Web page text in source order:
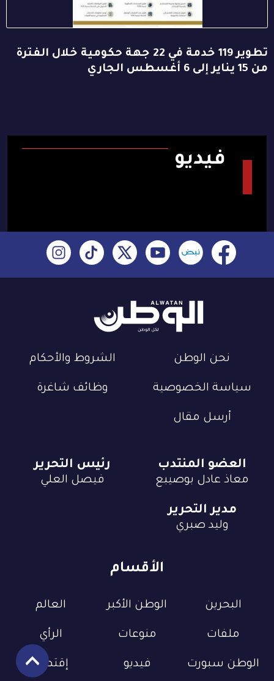
تطوير 119 خدمة في 22 جهة حكومية خلال الفترة
من 15 يناير إلى 6 أغسطس الجاري
فيديو
نحن الوطن الشروط والأحكام
سياسة الخصوصية وظائف شاغرة
أرسل مقال
الأقسام
البحرين الوطن الأكبر العالم
ملفات منوعات الرأي
الوطن سبورت فيديو إقتصاد
العضو المنتدب
معاذ عادل بوصيبع
رئيس التحرير
فيصل العلي
مدير التحرير
وليد صبري